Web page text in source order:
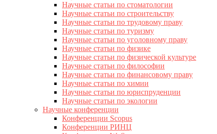
Научные статьи по стоматологии
Научные статьи по строительству
Научные статьи по трудовому праву
Научные статьи по туризму
Научные статьи по уголовному праву
Научные статьи по физике
Научные статьи по физической культуре
Научные статьи по философии
Научные статьи по финансовому праву
Научные статьи по химии
Научные статьи по юриспруденции
Научные статьи по экологии
Научные конференции
Конференции Scopus
Конференции РИНЦ